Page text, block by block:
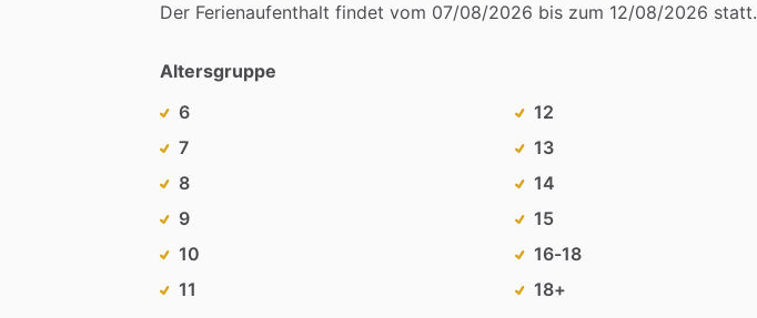
Der Ferienaufenthalt findet vom 07​/​08​/​2026 bis zum 12​/​08​/​2026 statt.
Altersgruppe
6
7
8
9
10
11
12
13
14
15
16-18
18+